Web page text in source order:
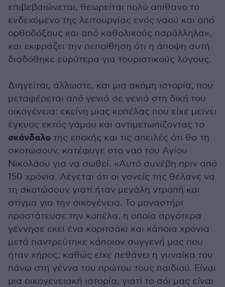
επιβεβαιώνεται, θεωρείται πολύ απίθανο το
ενδεχόμενο της λειτουργίας ενός ναού και από
ορθοδόξους και από καθολικούς παράλληλα»,
και εκφράζει την πεποίθηση ότι η άποψη αυτή
διαδόθηκε ευρύτερα για τουριστικούς λόγους.
Διηγείται, άλλωστε, και μια ακόμη ιστορία, που
μεταφέρεται από γενιά σε γενιά στη δική του
οικογένεια: εκείνη μιας κοπέλας που είχε μείνει
έγκυος εκτός γάμου και αντιμετωπίζοντας το
σκάνδαλο της εποχής και τις απειλές ότι θα τη
σκοτώσουν, κατέφυγε στο ναό του Αγίου
Νικολάου για να σωθεί. «Αυτό συνέβη πριν από
150 χρόνια. Λέγεται ότι οι γονείς της θέλανε να
τη σκοτώσουν γιατί ήταν μεγάλη ντροπή και
στίγμα για την οικογένεια. Το μοναστήρι
προστάτευσε την κοπέλα, η οποία αργότερα
γέννησε εκεί ένα κοριτσάκι και κάποια χρόνια
μετά παντρεύτηκε κάποιον συγγενή μας που
ήταν χήρος, καθώς είχε πεθάνει η γυναίκα του
πάνω στη γέννα του πρώτου τους παιδιού. Είναι
μια οικογενειακή ιστορία, γιατί το σόι μας είναι